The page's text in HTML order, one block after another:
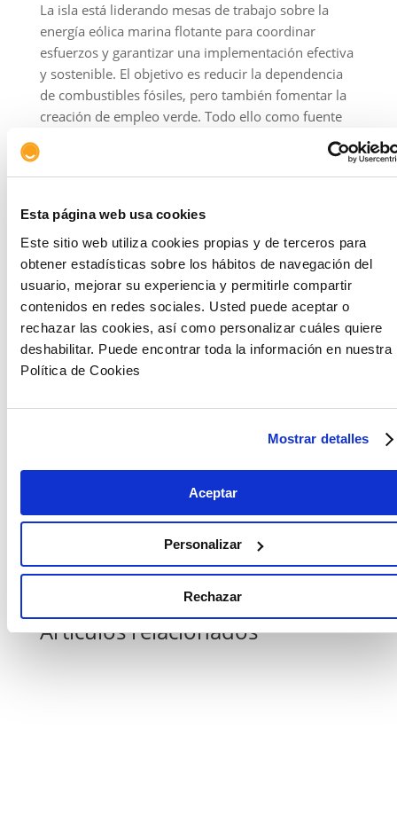
Esta página web usa cookies
Este sitio web utiliza cookies propias y de terceros para
obtener estadísticas sobre los hábitos de navegación del
usuario, mejorar su experiencia y permitirle compartir
contenidos en redes sociales. Usted puede aceptar o
rechazar las cookies, así como personalizar cuáles quiere
deshabilitar. Puede encontrar toda la información en nuestra
Política de Cookies
Mostrar detalles
Aceptar
Personalizar
Rechazar
La isla está liderando mesas de trabajo sobre la
energía eólica marina flotante para coordinar
esfuerzos y garantizar una implementación efectiva
y sostenible. El objetivo es reducir la dependencia
de combustibles fósiles, pero también fomentar la
creación de empleo verde. Todo ello como fuente
Mientras que Galicia afianza su posición en cabeza
posicionamiento comohub
industrial en el Atlántico Medio, donde pretende
posicionarse como destino clave en energía eólica
marina. Para ello, está abriendo nuevas
oportunidades para la diversificación económica y
la sostenibilidad del entorno atlántico.
El enfoque de ambas comunidades se alinea con los
actuales objetivos de la Unión Europea en materia
Copiar link
Artículos relacionados